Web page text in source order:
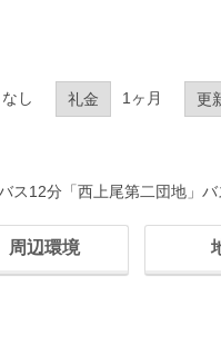
なし 礼金 1ヶ月 更
ス12分「西上尾第二団地」
周辺環境